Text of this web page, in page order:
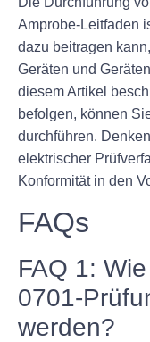
Amprobe-Leitfaden
dazu beitragen
Geräten und
diesem Artikel
befolgen, können
durchführen.
elektrischer
Konformität in den
FAQs
FAQ 1:
0701-
werden?